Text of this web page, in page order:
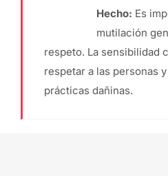
Hecho: Es
mutilación
respeto. La sensibilidad
respetar a las personas
prácticas dañinas.